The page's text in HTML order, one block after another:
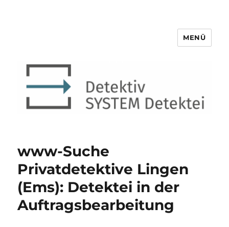
Detektiv SYSTEM Detektei ®
MENÜ
www-Suche
Privatdetektive Lingen
(Ems): Detektei in der
Auftragsbearbeitung